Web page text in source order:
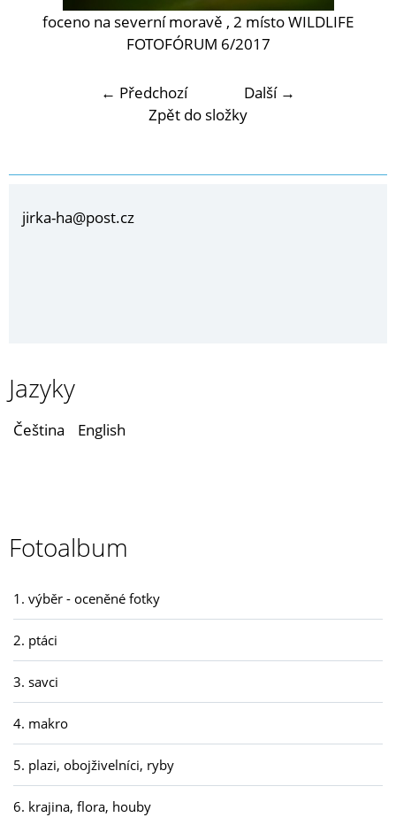
foceno na severní moravě , 2 místo WILDLIFE
FOTOFÓRUM 6/2017
← Předchozí
Další →
Zpět do složky
jirka-ha@post.cz
Jazyky
Čeština English
Fotoalbum
1. výběr - oceněné fotky
2. ptáci
3. savci
4. makro
5. plazi, obojživelníci, ryby
6. krajina, flora, houby